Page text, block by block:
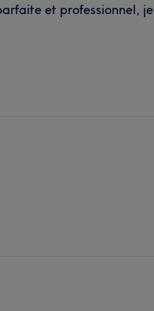
et professionnel, je